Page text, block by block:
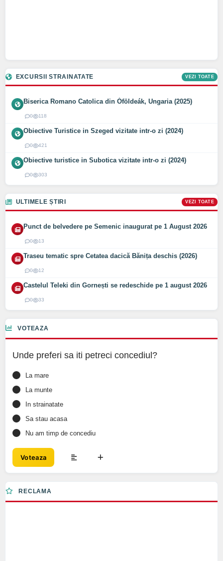
EXCURSII STRAINATATE VEZI TOATE
Biserica Romano Catolica din Óföldeák, Ungaria (2025)
0 118
Obiective Turistice in Szeged vizitate intr-o zi (2024)
0 421
Obiective turistice in Subotica vizitate intr-o zi (2024)
0 303
ULTIMELE ȘTIRI VEZI TOATE
Punct de belvedere pe Semenic inaugurat pe 1 August 2026
0 13
Traseu tematic spre Cetatea dacică Bănița deschis (2026)
0 12
Castelul Teleki din Gornești se redeschide pe 1 august 2026
0 33
VOTEAZA
Unde preferi sa iti petreci concediul?
La mare
La munte
In strainatate
Sa stau acasa
Nu am timp de concediu
Voteaza
RECLAMA